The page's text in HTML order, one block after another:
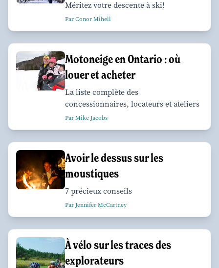
Méritez votre descente à ski!
Par Conor Mihell
Motoneige en Ontario : où
louer et acheter
La liste complète des
concessionnaires, locateurs et ateliers
Par Mike Jacobs
Avoir le dessus sur les
moustiques
7 précieux conseils
Par Jennifer McCartney
À vélo sur les traces des
explorateurs